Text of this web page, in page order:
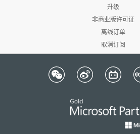
升级
非商业版许可证
离线订单
取消订阅